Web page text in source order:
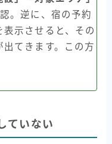
。逆に、宿の予約
示させると、その
てきます。この方
ていない